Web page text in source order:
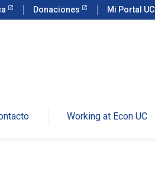
Donaciones Mi Portal UC
Working at Econ UC